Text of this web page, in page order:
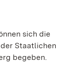
sich die
Staatlichen
begeben.